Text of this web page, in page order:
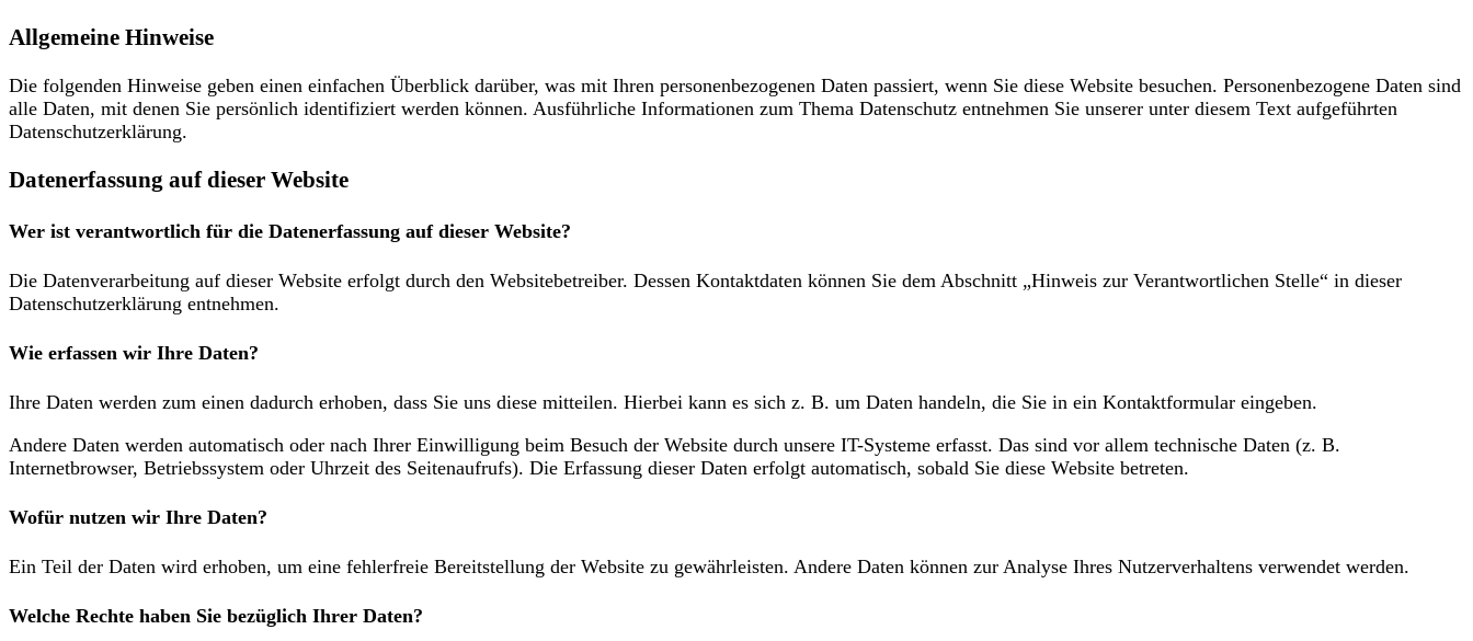
Allgemeine Hinweise
Die folgenden Hinweise geben einen einfachen Überblick darüber, was mit Ihren personenbezogenen Daten passiert, wenn Sie diese Website besuchen. Personenbezogene Daten sind
alle Daten, mit denen Sie persönlich identifiziert werden können. Ausführliche Informationen zum Thema Datenschutz entnehmen Sie unserer unter diesem Text aufgeführten
Datenschutzerklärung.
Datenerfassung auf dieser Website
Wer ist verantwortlich für die Datenerfassung auf dieser Website?
Die Datenverarbeitung auf dieser Website erfolgt durch den Websitebetreiber. Dessen Kontaktdaten können Sie dem Abschnitt „Hinweis zur Verantwortlichen Stelle“ in dieser
Datenschutzerklärung entnehmen.
Wie erfassen wir Ihre Daten?
Ihre Daten werden zum einen dadurch erhoben, dass Sie uns diese mitteilen. Hierbei kann es sich z. B. um Daten handeln, die Sie in ein Kontaktformular eingeben.
Andere Daten werden automatisch oder nach Ihrer Einwilligung beim Besuch der Website durch unsere IT-Systeme erfasst. Das sind vor allem technische Daten (z. B.
Internetbrowser, Betriebssystem oder Uhrzeit des Seitenaufrufs). Die Erfassung dieser Daten erfolgt automatisch, sobald Sie diese Website betreten.
Wofür nutzen wir Ihre Daten?
Ein Teil der Daten wird erhoben, um eine fehlerfreie Bereitstellung der Website zu gewährleisten. Andere Daten können zur Analyse Ihres Nutzerverhaltens verwendet werden.
Welche Rechte haben Sie bezüglich Ihrer Daten?